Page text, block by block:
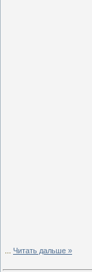
Читать дальше »